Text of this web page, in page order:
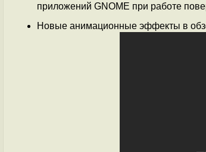
приложений GNOME при работе
Новые анимационные эффекты в